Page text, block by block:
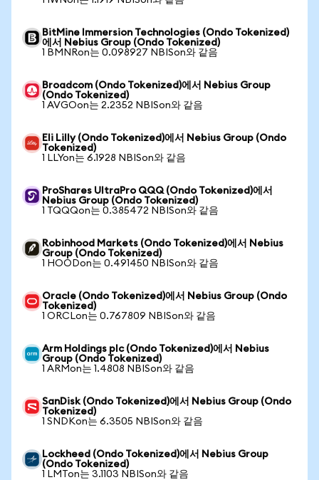
BitMine Immersion Technologies (Ondo Tokenized)
에서 Nebius Group (Ondo Tokenized)
1 BMNRon는 0.098927 NBISon와 같음
Broadcom (Ondo Tokenized)에서 Nebius Group
(Ondo Tokenized)
1 AVGOon는 2.2352 NBISon와 같음
Eli Lilly (Ondo Tokenized)에서 Nebius Group (Ondo
Tokenized)
1 LLYon는 6.1928 NBISon와 같음
ProShares UltraPro QQQ (Ondo Tokenized)에서
Nebius Group (Ondo Tokenized)
1 TQQQon는 0.385472 NBISon와 같음
Robinhood Markets (Ondo Tokenized)에서 Nebius
Group (Ondo Tokenized)
1 HOODon는 0.491450 NBISon와 같음
Oracle (Ondo Tokenized)에서 Nebius Group (Ondo
Tokenized)
1 ORCLon는 0.767809 NBISon와 같음
Arm Holdings plc (Ondo Tokenized)에서 Nebius
Group (Ondo Tokenized)
1 ARMon는 1.4808 NBISon와 같음
SanDisk (Ondo Tokenized)에서 Nebius Group (Ondo
Tokenized)
1 SNDKon는 6.3505 NBISon와 같음
Lockheed (Ondo Tokenized)에서 Nebius Group
(Ondo Tokenized)
1 LMTon는 3.1103 NBISon와 같음